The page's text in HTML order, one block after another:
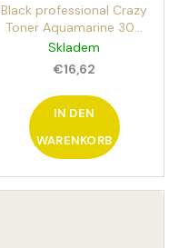
Black professional Crazy
Toner Aquamarine 300
ml permanenter
Haartoner
Skladem
€16,62
IN DEN
WARENKORB